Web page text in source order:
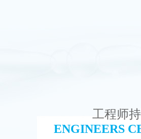
工程师
ENGINEERS